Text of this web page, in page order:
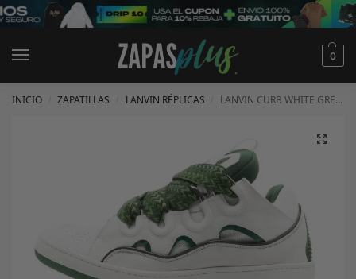
0
INICIO ZAPATILLAS LANVIN RÉPLICAS LANVIN CURB WHITE GREEN